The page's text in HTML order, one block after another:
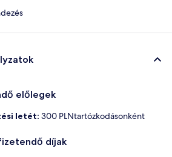
előlegek
letét: 300 PLNtartózkodásonként
díjak